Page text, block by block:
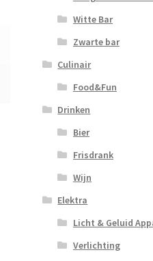
Witte Bar
Zwarte bar
Culinair
Food&Fun
Drinken
Bier
Frisdrank
Wijn
Elektra
Licht & Geluid
Verlichting